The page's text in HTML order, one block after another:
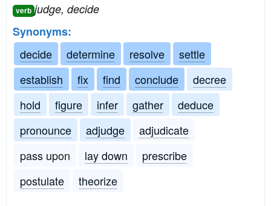
verb judge, decide
Synonyms:
decide
determine resolve
settle
establish
fix find conclude
decree
hold
figure infer gather
deduce
pronounce
adjudge
adjudicate
pass upon
lay down
prescribe
postulate
theorize